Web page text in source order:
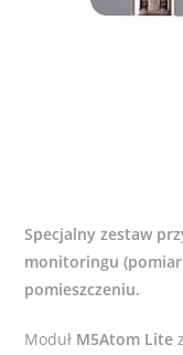
Specjalny zestaw
monitoringu
pomieszczeniu.
Moduł M5Atom Lite